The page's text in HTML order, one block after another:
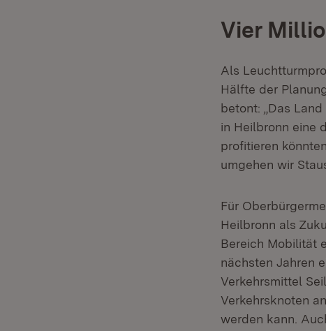
Vier
Als
Hälfte der
betont: „Das
in Heilbronn eine
profitieren
umgehen wir
Für
Heilbronn als
Bereich Mobilität
nächsten Jahren
Verkehrsmittel
Verkehrsknoten
werden kann.